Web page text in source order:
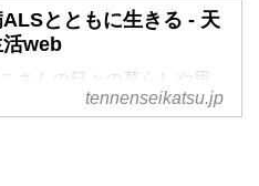
とともに生きる - 天
web
さんの日々の暮らしや思
そして、“未来に届けたいレ
tennenseikatsu.jp